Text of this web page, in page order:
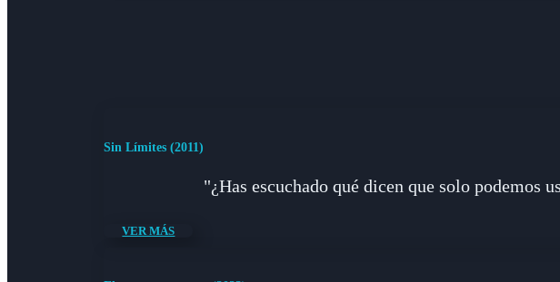
Sin Límites (2011)
"¿Has escuchado qué dicen que solo podemos
VER MÁS